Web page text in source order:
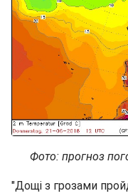
Фото: прогноз
"Дощі з грозами